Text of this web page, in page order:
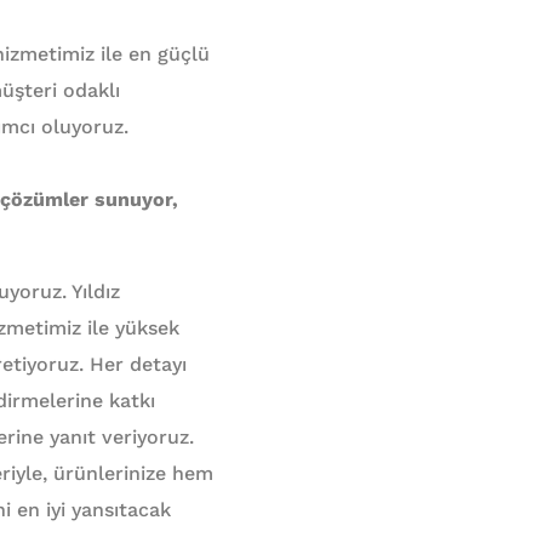
ile en güçlü
odaklı
oluyoruz.
sunuyor,
Yıldız
ile yüksek
Her detayı
katkı
yanıt veriyoruz.
ürünlerinize hem
en iyi yansıtacak